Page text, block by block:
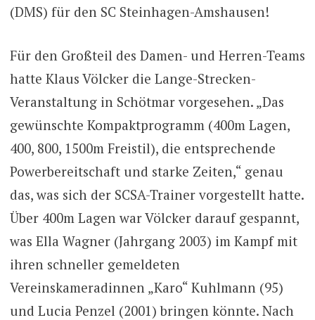
(DMS) für den SC Steinhagen-Amshausen!
Für den Großteil des Damen- und Herren-Teams
hatte Klaus Völcker die Lange-Strecken-
Veranstaltung in Schötmar vorgesehen. „Das
gewünschte Kompaktprogramm (400m Lagen,
400, 800, 1500m Freistil), die entsprechende
Powerbereitschaft und starke Zeiten,“ genau
das, was sich der SCSA-Trainer vorgestellt hatte.
Über 400m Lagen war Völcker darauf gespannt,
was Ella Wagner (Jahrgang 2003) im Kampf mit
ihren schneller gemeldeten
Vereinskameradinnen „Karo“ Kuhlmann (95)
und Lucia Penzel (2001) bringen könnte. Nach